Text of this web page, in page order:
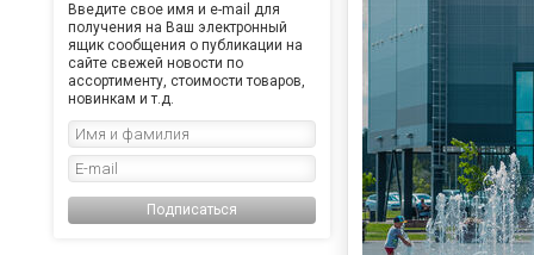
Введите свое имя и e-mail для
получения на Ваш электронный
ящик сообщения о публикации на
сайте свежей новости по
ассортименту, стоимости товаров,
новинкам и т.д.
Подписаться